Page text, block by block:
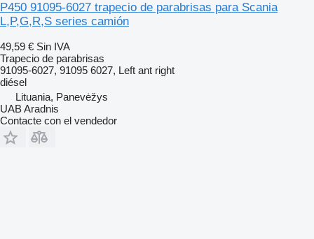
P450 91095-6027 trapecio de parabrisas para Scania
L,P,G,R,S series camión
49,59 € Sin IVA
Trapecio de parabrisas
91095-6027, 91095 6027, Left ant right
diésel
Lituania, Panevėžys
UAB Aradnis
Contacte con el vendedor